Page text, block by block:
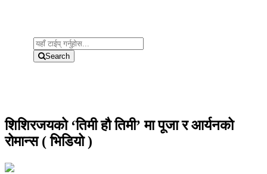
Search
शिशिरजयको ‘तिमी हौ तिमी’ मा पूजा र आर्यनको
रोमान्स ( भिडियो )